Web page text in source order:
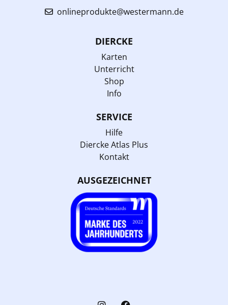
onlineprodukte@westermann.de
DIERCKE
Karten
Unterricht
Shop
Info
SERVICE
Hilfe
Diercke Atlas Plus
Kontakt
AUSGEZEICHNET